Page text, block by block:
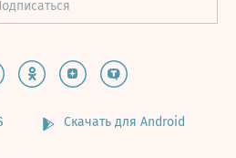
Скачать для Android